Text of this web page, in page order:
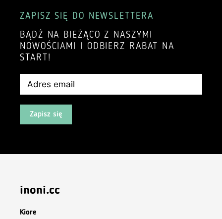
ZAPISZ SIĘ DO NEWSLETTERA
BĄDŹ NA BIEŻĄCO Z NASZYMI
NOWOŚCIAMI I ODBIERZ RABAT NA
START!
Zapisz się
inoni.cc
Kiore